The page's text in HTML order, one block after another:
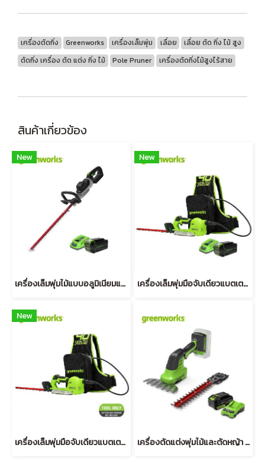
เครื่องตัดกิ่ง Greenworks เครื่องเล็มพุ่ม เลื่อย
เลื่อย ตัด กิ่ง ไม้ สูง
ตัดกิ่ง เครื่อง ตัด แต่ง กิ่ง ไม้
Pole Pruner เครื่องตัดกิ่งไม้สูงไร้สาย
สินค้าเกี่ยวข้อง
New
เครื่องเล็มพุ่มไม้แบบอลูมิเนียมแบตเตอรี่ ขนาด 40V พร้อมแบตเตอรีและแท่นชาร์จ
New
เครื่องเล็มพุ่มมือจับเดียวแบตเตอรี่ ขนาด 40V พร้อมแบตเตอรีและแท่นชาร์จ
New
เครื่องเล็มพุ่มมือจับเดียวแบตเตอรี่ ขนาด 40V (เฉพาะตัวเครื่อง) เครื่องตัดแต่งพุ่มไม้และตัดหญ้า ขนาด 24V พร้อมแบตเตอรี่ (4 แอมป์)และแท่นชาร์จเร็ว